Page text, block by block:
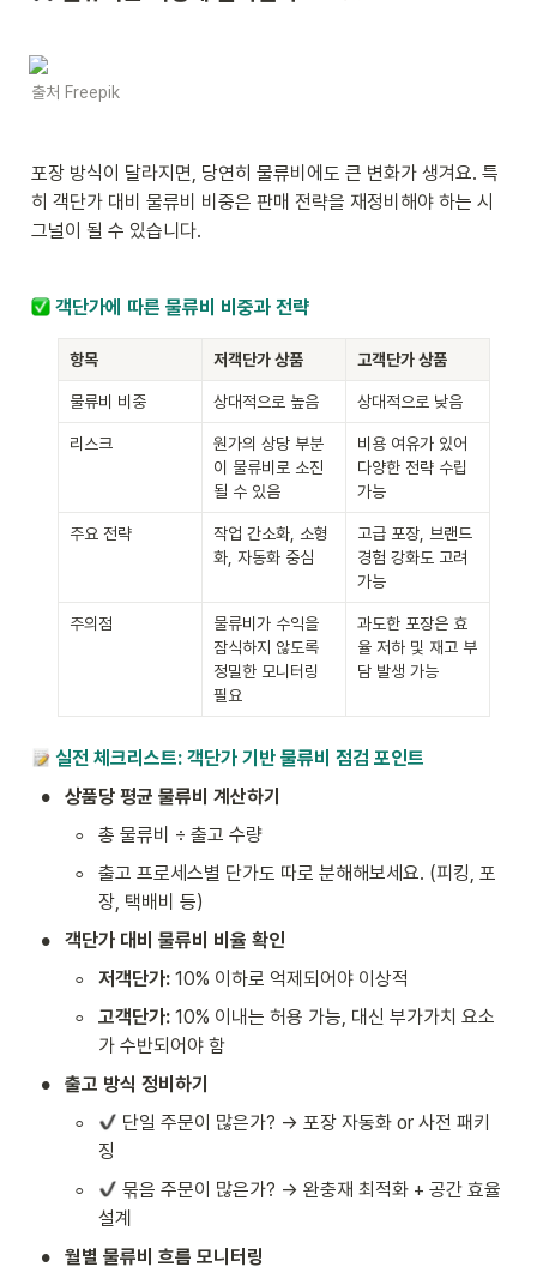
출처 Freepik
포장 방식이 달라지면, 당연히 물류비에도 큰 변화가 생겨요. 특
히 객단가 대비 물류비 비중은 판매 전략을 재정비해야 하는 시
그널이 될 수 있습니다.
객단가에 따른 물류비 비중과 전략
항목 저객단가 상품 고객단가 상품
물류비 비중 상대적으로 높음 상대적으로 낮음
리스크
원가의 상당 부분
이 물류비로 소진
될 수 있음
비용 여유가 있어
다양한 전략 수립
가능
주요 전략
작업 간소화, 소형
화, 자동화 중심
고급 포장, 브랜드
경험 강화도 고려
가능
주의점
물류비가 수익을
잠식하지 않도록
정밀한 모니터링
필요
과도한 포장은 효
율 저하 및 재고 부
담 발생 가능
실전 체크리스트: 객단가 기반 물류비 점검 포인트
• 상품당 평균 물류비 계산하기
◦ 총 물류비 ÷ 출고 수량
◦
출고 프로세스별 단가도 따로 분해해보세요. (피킹, 포
장, 택배비 등)
• 객단가 대비 물류비 비율 확인
◦ 저객단가: 10% 이하로 억제되어야 이상적
◦ 고객단가: 10% 이내는 허용 가능, 대신 부가가치 요소
가 수반되어야 함
• 출고 방식 정비하기
◦
단일 주문이 많은가? → 포장 자동화 or 사전 패키
징
◦
묶음 주문이 많은가? → 완충재 최적화 + 공간 효율
설계
• 월별 물류비 흐름 모니터링